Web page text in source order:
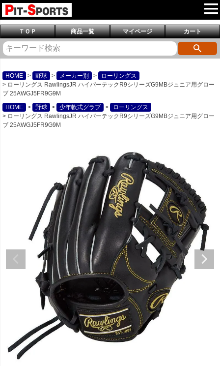
ＴＯＰ 商品一覧 マイページ カート
HOME 野球 メーカー別
ローリングス
ローリングス RawlingsJR ハイパーテックR9シリーズG9MBジュニア用グロー
ブ 25AWGJ5FR9G9M
HOME
野球 少年軟式グラブ
ローリングス
ローリングス RawlingsJR ハイパーテックR9シリーズG9MBジュニア用グロー
ブ 25AWGJ5FR9G9M